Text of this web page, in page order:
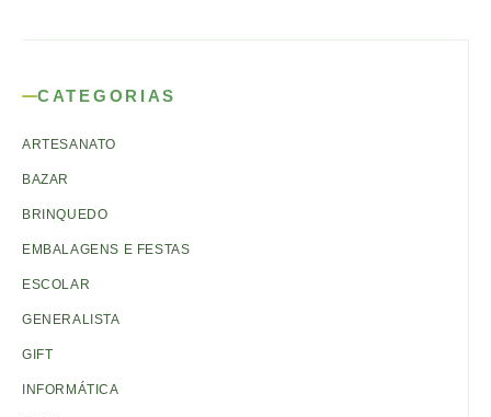
CATEGORIAS
ARTESANATO
BAZAR
BRINQUEDO
EMBALAGENS E FESTAS
ESCOLAR
GENERALISTA
GIFT
INFORMÁTICA